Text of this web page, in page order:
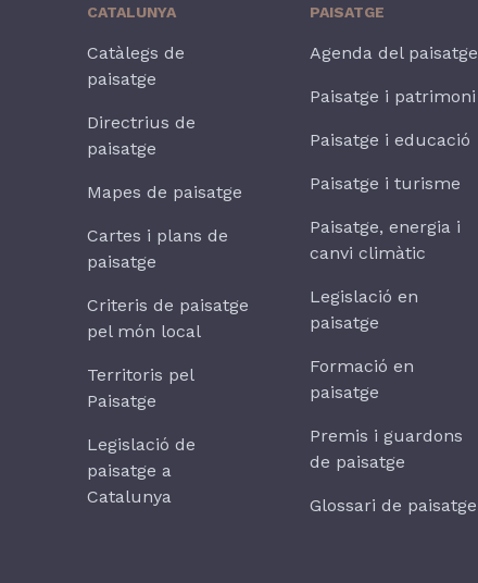
CATALUNYA
Catàlegs de
paisatge
Directrius de
paisatge
Mapes de paisatge
Cartes i plans de
paisatge
Criteris de paisatge
pel món local
Territoris pel
Paisatge
Legislació de
paisatge a
Catalunya
PAISATGE
Agenda del paisatge
Paisatge i patrimoni
Paisatge i educació
Paisatge i turisme
Paisatge, energia i
canvi climàtic
Legislació en
paisatge
Formació en
paisatge
Premis i guardons
de paisatge
Glossari de paisatge